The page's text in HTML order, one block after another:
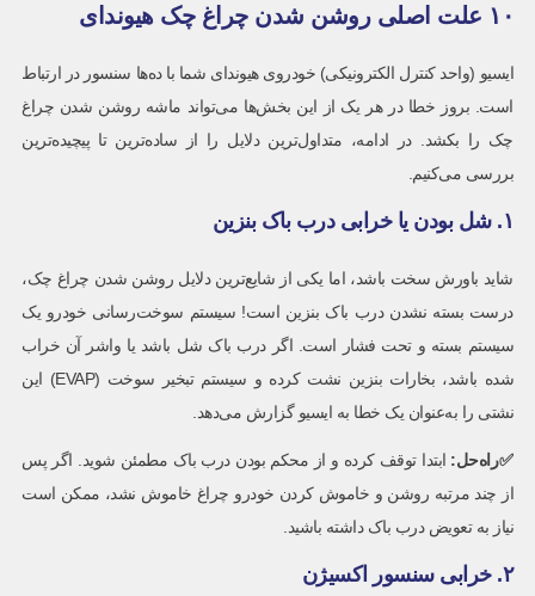
۱۰ علت اصلی روشن شدن چراغ چک هیوندای
ایسیو (واحد کنترل الکترونیکی) خودروی هیوندای شما با ده‌ها سنسور در ارتباط
است. بروز خطا در هر یک از این بخش‌ها می‌تواند ماشه روشن شدن چراغ
چک را بکشد. در ادامه، متداول‌ترین دلایل را از ساده‌ترین تا پیچیده‌ترین
بررسی می‌کنیم.
۱. شل بودن یا خرابی درب باک بنزین
شاید باورش سخت باشد، اما یکی از شایع‌ترین دلایل روشن شدن چراغ چک،
درست بسته نشدن درب باک بنزین است! سیستم سوخت‌رسانی خودرو یک
سیستم بسته و تحت فشار است. اگر درب باک شل باشد یا واشر آن خراب
شده باشد، بخارات بنزین نشت کرده و سیستم تبخیر سوخت (EVAP) این
نشتی را به‌عنوان یک خطا به ایسیو گزارش می‌دهد.
✅راه‌حل: ابتدا توقف کرده و از محکم بودن درب باک مطمئن شوید. اگر پس
از چند مرتبه روشن و خاموش کردن خودرو چراغ خاموش نشد، ممکن است
نیاز به تعویض درب باک داشته باشید.
۲. خرابی سنسور اکسیژن